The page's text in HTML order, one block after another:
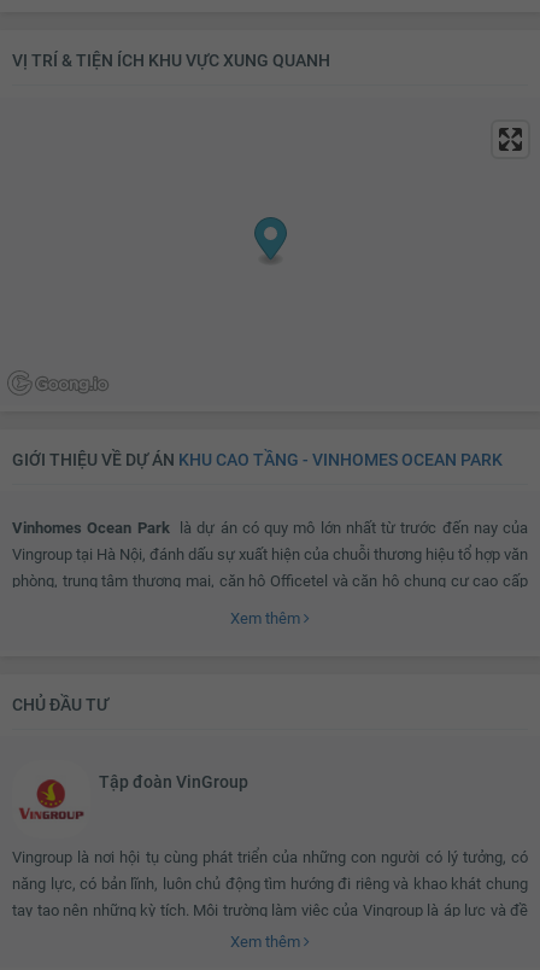
VỊ TRÍ & TIỆN ÍCH KHU VỰC XUNG QUANH
GIỚI THIỆU VỀ DỰ ÁN KHU CAO TẦNG - VINHOMES OCEAN PARK
Vinhomes Ocean Parklà dự án có quy mô lớn nhất từ trước đến nay của
Vingroup tại Hà Nội, đánh dấu sự xuất hiện của chuỗi thương hiệu tổ hợp văn
phòng, trung tâm thương mại, căn hộ Officetel và căn hộ chung cư cao cấp
Vinhomes Ocean Park ở đâu?
Vinhomes Ocean Park nằm tại địa bàn thị trấn Trâu Quỳ, Đa Tốn, Dương Xá,
ngã tư quốc lộ 1A, cách cầu Vĩnh Tuy 16 phút di chuyển, đại học Nông
nghiệp, siêu thị Aeon Mall chỉ 11 phút di chuyển, bệnh viện Gia Lâm chỉ 8
phút di chuyển, Khu đô thị Eco Park 6 phút chuyển và dễ dàng di chuyển vào
trung tâm thành Hà Nội, Hồ Gươm, phố cổ, quận Đống Đa, Hoàng Mai.
Xem thêm
CHỦ ĐẦU TƯ
Tập đoàn VinGroup
Vingroup là nơi hội tụ cùng phát triển của những con người có lý tưởng, có
năng lực, có bản lĩnh, luôn chủ động tìm hướng đi riêng và khao khát chung
tay tạo nên những kỳ tích. Môi trường làm việc của Vingroup là áp lực và đề
cao hiệu quả. Văn hóa của Vingroup là thượng tôn kỷ luật và coi trọng công
Xem thêm